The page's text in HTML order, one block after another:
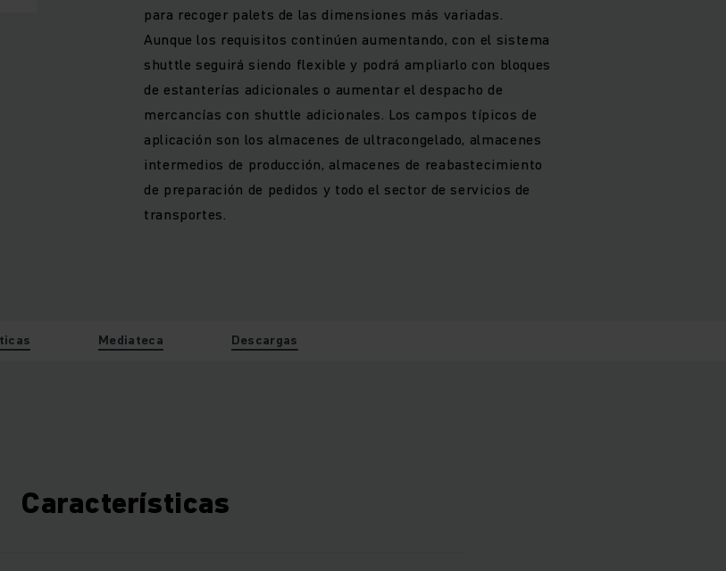
para recoger palets de las dimensiones más variadas.
Aunque los requisitos continúen aumentando, con el sistema
shuttle seguirá siendo flexible y podrá ampliarlo con bloques
de estanterías adicionales o aumentar el despacho de
mercancías con shuttle adicionales. Los campos típicos de
aplicación son los almacenes de ultracongelado, almacenes
intermedios de producción, almacenes de reabastecimiento
de preparación de pedidos y todo el sector de servicios de
transportes.
Mediateca Descargas
Características